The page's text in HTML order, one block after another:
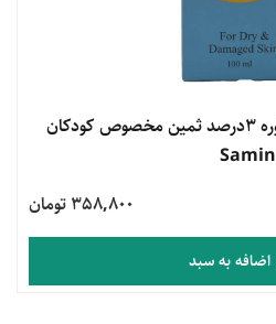
کرم نرم کننده اوسرین و اوره 3درصد ثمین مخصوص کودکان
Samin
358,800 تومان
اضافه به سبد